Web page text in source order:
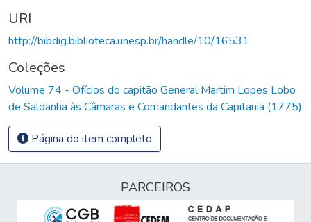
URI
http://bibdig.biblioteca.unesp.br/handle/10/16531
Coleções
Volume 74 - Ofícios do capitão General Martim Lopes Lobo
de Saldanha às Câmaras e Comandantes da Capitania (1775)
Página do item completo
PARCEIROS